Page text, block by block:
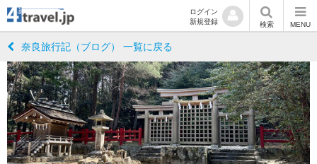
ログイン
新規登録
検索 MENU
奈良旅行記（ブログ） 一覧に戻る